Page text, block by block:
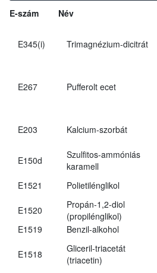
E-szám Név
E345(i) Trimagnézium-dicitrát
E267 Pufferolt ecet
E203 Kalcium-szorbát
E150d
Szulfitos-ammóniás
karamell
E1521 Polietilénglikol
E1520
Propán-1,2-diol
(propilénglikol)
E1519
Benzil-alkohol
E1518
Gliceril-triacetát
(triacetin)